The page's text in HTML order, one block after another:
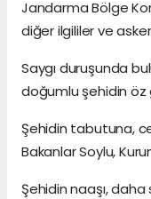
Jandarma Bölge
diğer ilgililer ve
Saygı duruşunda
doğumlu şehidin öz
Şehidin tabutuna,
Bakanlar Soylu,
Şehidin naaşı,